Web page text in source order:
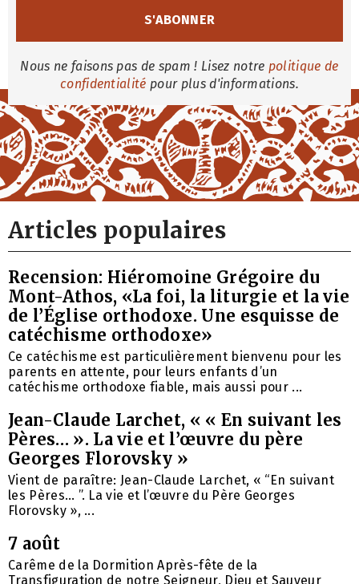
Nous ne faisons pas de spam ! Lisez notre politique de
confidentialité pour plus d'informations.
Articles populaires
Recension: Hiéromoine Grégoire du
Mont-Athos, «La foi, la liturgie et la vie
de l’Église orthodoxe. Une esquisse de
catéchisme orthodoxe»
Ce catéchisme est particulièrement bienvenu pour les
parents en attente, pour leurs enfants d’un
catéchisme orthodoxe fiable, mais aussi pour ...
Jean-Claude Larchet, « « En suivant les
Pères… ». La vie et l’œuvre du père
Georges Florovsky »
Vient de paraître: Jean-Claude Larchet, « “En suivant
les Pères… ”. La vie et l’œuvre du Père Georges
Florovsky », ...
7 août
Carême de la Dormition Après-fête de la
Transfiguration de notre Seigneur, Dieu et Sauveur